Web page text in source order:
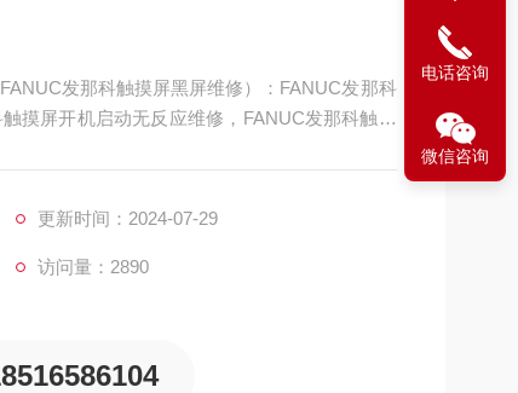
发那科触摸屏黑屏维修）：FANUC发那科
摸屏开机启动无反应维修，FANUC发那科触摸
更新时间：2024-07-29
访问量：2890
电话咨询
微信咨询